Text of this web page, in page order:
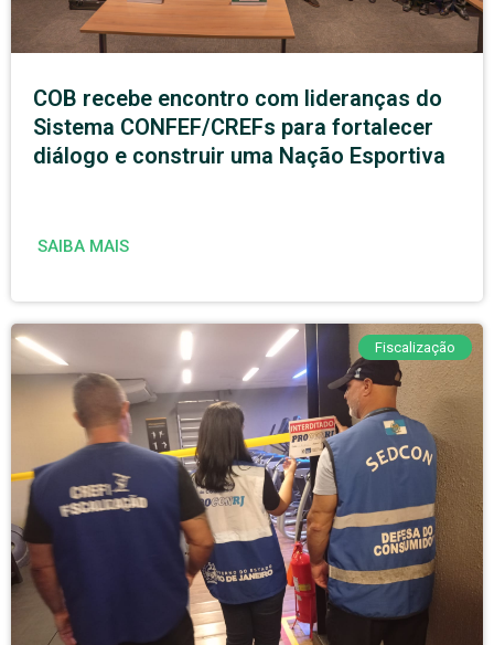
COB recebe encontro com lideranças do
Sistema CONFEF/CREFs para fortalecer
diálogo e construir uma Nação Esportiva
SAIBA MAIS
Fiscalização